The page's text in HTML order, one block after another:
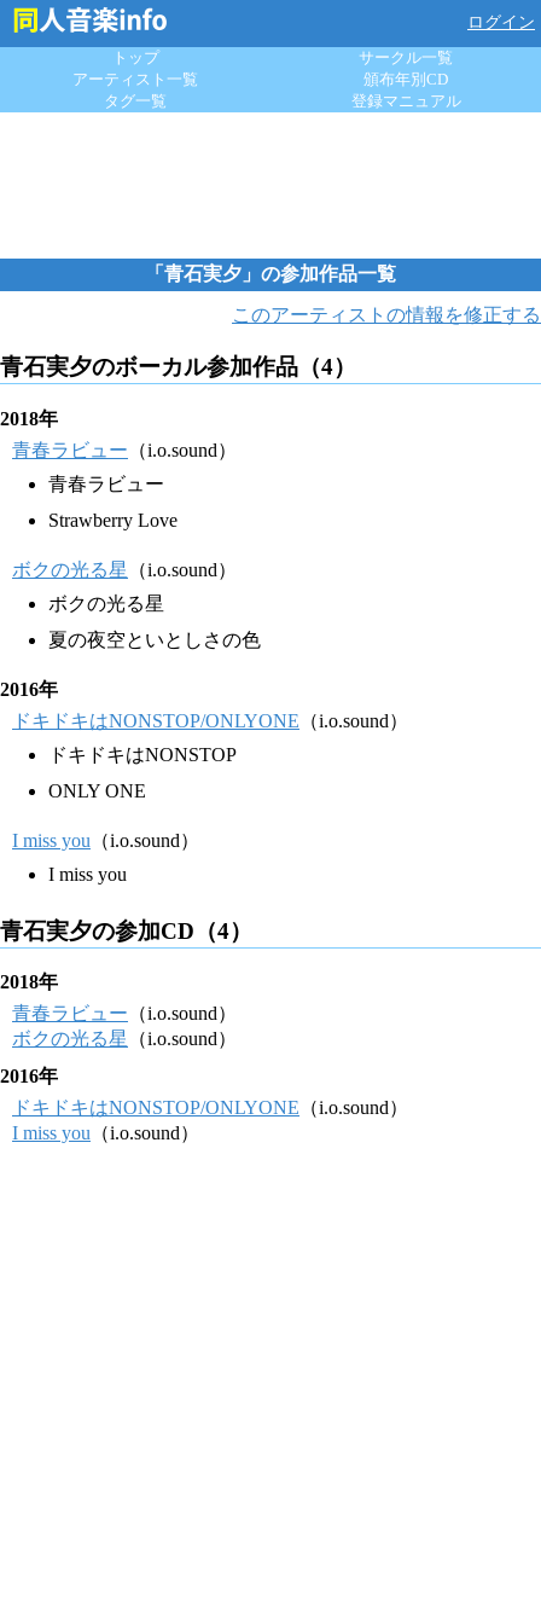
ログイン
トップ
サークル一覧
アーティスト一覧
頒布年別CD
タグ一覧
登録マニュアル
「青石実夕」の参加作品一覧
このアーティストの情報を修正する
青石実夕のボーカル参加作品（4）
2018年
青春ラビュー （i.o.sound）
青春ラビュー
Strawberry Love
ボクの光る星
（i.o.sound）
ボクの光る星
夏の夜空といとしさの色
2016年
ドキドキはNONSTOP/ONLYONE （i.o.sound）
ドキドキはNONSTOP
ONLY ONE
I miss you （i.o.sound）
I miss you
青石実夕の参加CD（4）
2018年
青春ラビュー （i.o.sound）
ボクの光る星
（i.o.sound）
2016年
ドキドキはNONSTOP/ONLYONE （i.o.sound）
I miss you （i.o.sound）